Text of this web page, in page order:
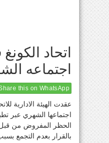
اتحاد
اجتماعه
this on WhatsApp
عقدت الهيئة الادارية
اجتماعها الشهري عبر
الحظر المفروض من قبل
بالقرار بعدم التجمع